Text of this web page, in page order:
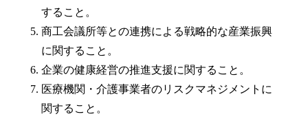
すること。
商工会議所等との連携による戦略的な産業振興
に関すること。
企業の健康経営の推進支援に関すること。
医療機関・介護事業者のリスクマネジメントに
関すること。